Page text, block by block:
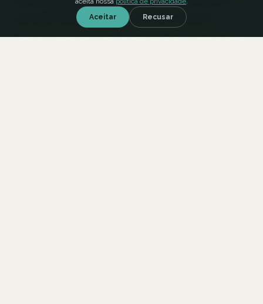
une seule transformation. Le COMEX a besoin
d'impact business et de ROI mesurable. Les managers
Aceitar
Recusar